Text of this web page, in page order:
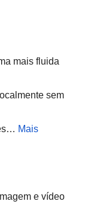
mais fluida
sem
Mais
e vídeo